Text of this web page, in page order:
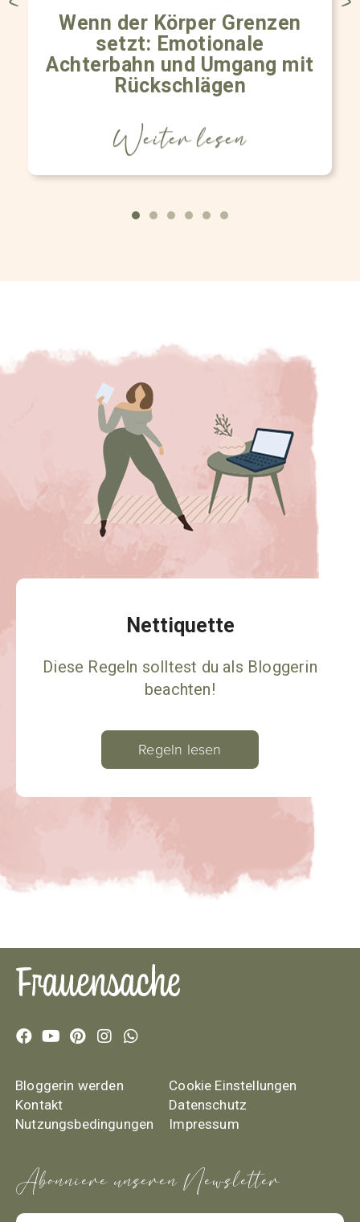
Wenn der Körper Grenzen
setzt: Emotionale
Achterbahn und Umgang mit
Rückschlägen
Weiter lesen
Nettiquette
Diese Regeln solltest du als Bloggerin
beachten!
Regeln lesen
Bloggerin werden
Kontakt
Nutzungsbedingungen
Cookie Einstellungen
Datenschutz
Impressum
Abonniere unseren Newsletter